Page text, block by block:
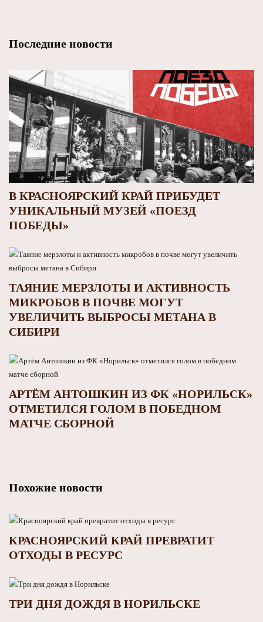
Последние новости
В КРАСНОЯРСКИЙ КРАЙ ПРИБУДЕТ
УНИКАЛЬНЫЙ МУЗЕЙ «ПОЕЗД
ПОБЕДЫ»
ТАЯНИЕ МЕРЗЛОТЫ И АКТИВНОСТЬ
МИКРОБОВ В ПОЧВЕ МОГУТ
УВЕЛИЧИТЬ ВЫБРОСЫ МЕТАНА В
СИБИРИ
АРТЁМ АНТОШКИН ИЗ ФК «НОРИЛЬСК»
ОТМЕТИЛСЯ ГОЛОМ В ПОБЕДНОМ
МАТЧЕ СБОРНОЙ
Похожие новости
КРАСНОЯРСКИЙ КРАЙ ПРЕВРАТИТ
ОТХОДЫ В РЕСУРС
ТРИ ДНЯ ДОЖДЯ В НОРИЛЬСКЕ